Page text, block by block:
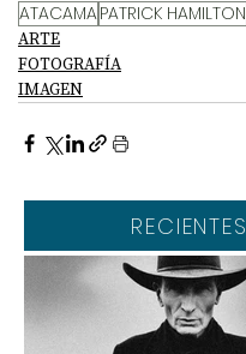
ATACAMAPATRICK HAMILTON
ARTE
FOTOGRAFÍA
IMAGEN
RECIENTES